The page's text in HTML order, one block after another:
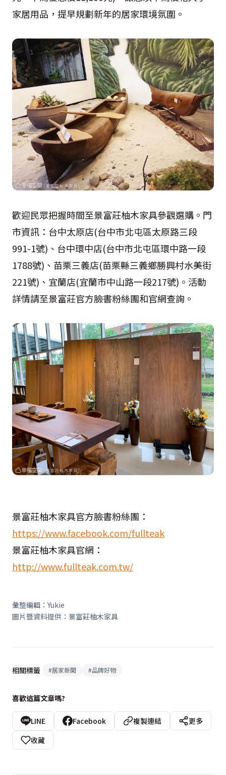
家居用品，提早規劃新年的居家環境氛圍。
歡迎民眾把握時間至景富莊柚木家具參觀選購。門
市資訊：台中太原店(台中市北屯區太原路三段
991-1號) 、台中環中店(台中市北屯區環中路一段
1788號) 、苗栗三義店(苗栗縣三義鄉勝興村水美街
221號) 、宜蘭店(宜蘭市中山路一段217號) 。活動
詳情請至景富莊官方臉書粉絲團和官網查詢。
景富莊柚木家具官方臉書粉絲團：
https://www.facebook.com/fullteak
景富莊柚木家具官網：
http://www.fullteak.com.tw/
彙整編輯：Yukie
圖片暨資料提供：景富莊柚木家具
相關標籤 #居家新聞 #品牌好物
喜歡這篇文章嗎?
LINE Facebook 複製連結
更多
收藏